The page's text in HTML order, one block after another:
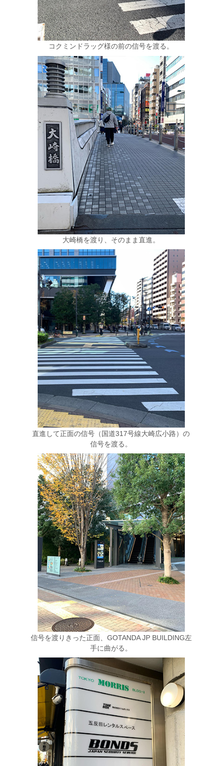
コクミンドラッグ様の前の信号を渡る。
大崎橋を渡り、そのまま直進。
直進して正面の信号（国道317号線大崎広小路）の
信号を渡る。
信号を渡りきった正面、GOTANDA JP BUILDING左
手に曲がる。